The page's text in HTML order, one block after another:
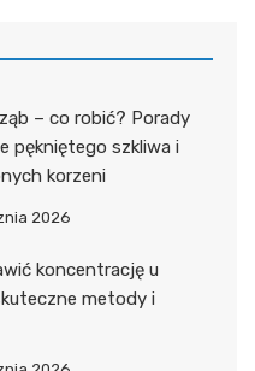
– co robić? Porady
pękniętego szkliwa i
korzeni
2026
koncentrację u
metody i